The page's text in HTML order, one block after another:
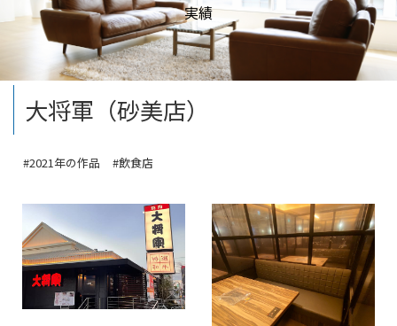
実績
大将軍（砂美店）
#2021年の作品 #飲食店